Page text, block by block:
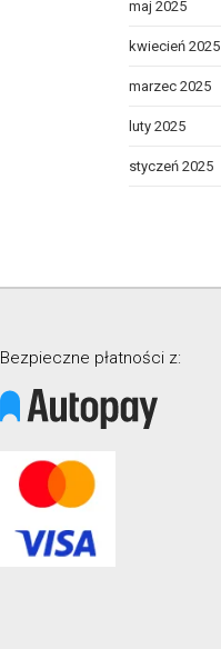
maj 2025
kwiecień 2025
marzec 2025
luty 2025
styczeń 2025
Bezpieczne płatności z: